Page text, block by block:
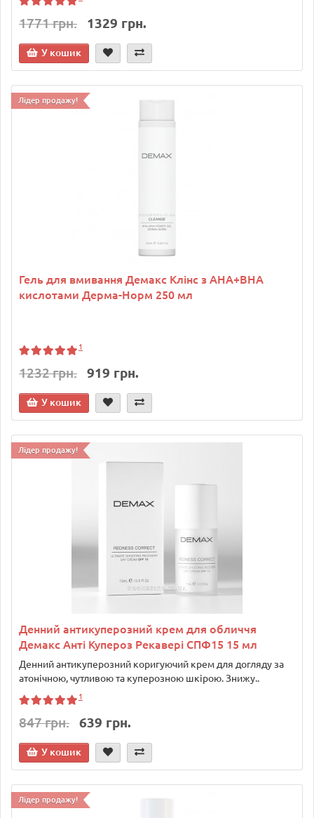
1771 грн. 1329 грн.
У кошик
Лідер продажу!
Гель для вмивання Демакс Клінс з AHA+BHA
кислотами Дерма-Норм 250 мл
1
1232 грн. 919 грн.
У кошик
Лідер продажу!
Денний антикуперозний крем для обличчя
Демакс Анті Купероз Рекавері СПФ15 15 мл
Денний антикуперозний коригуючий крем для догляду за
атонічною, чутливою та куперозною шкірою. Знижу..
1
847 грн. 639 грн.
У кошик
Лідер продажу!